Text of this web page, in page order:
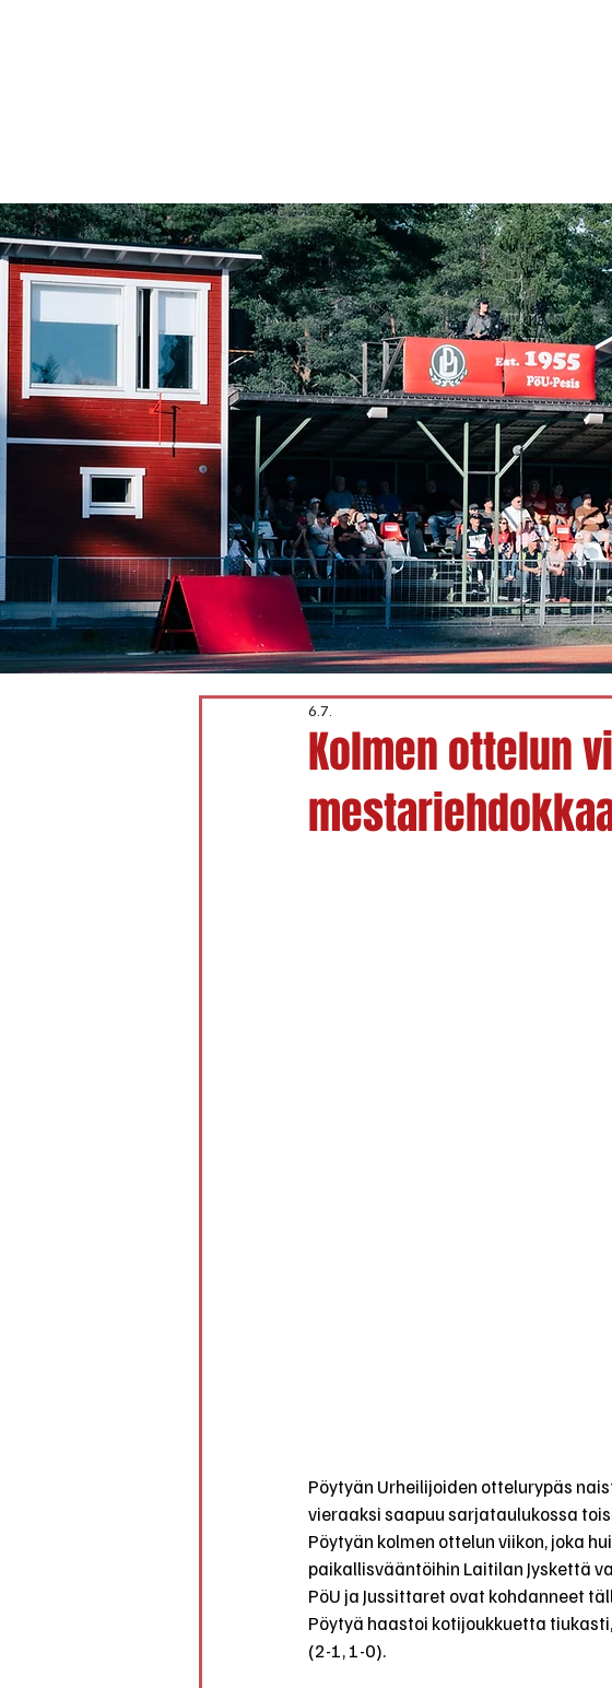
Kolmen ottelun
6.7.
Pöytyän Urheilijoiden ottelurypäs
vieraaksi saapuu sarjataulukossa
Pöytyän kolmen ottelun viikon, joka
paikallisvääntöihin Laitilan Jyskettä
PöU ja Jussittaret ovat kohdanneet
Pöytyä haastoi kotijoukkuetta
(2-1, 1-0).